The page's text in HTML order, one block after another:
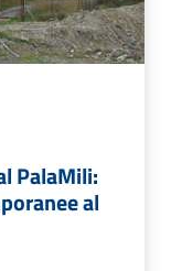
PalaMili:
al